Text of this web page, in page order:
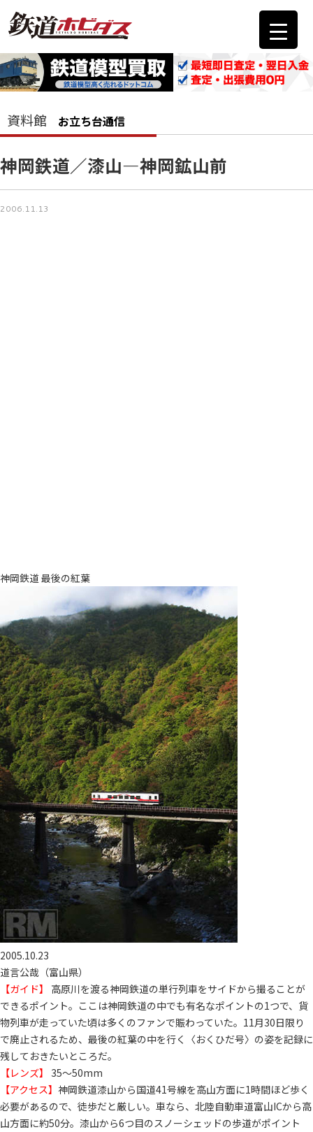
資料館 お立ち台通信
神岡鉄道／漆山―神岡鉱山前
2006.11.13
神岡鉄道 最後の紅葉
2005.10.23
道言公哉（富山県）
【ガイド】
高原川を渡る神岡鉄道の単行列車をサイドから撮ることが
できるポイント。ここは神岡鉄道の中でも有名なポイントの1つで、貨
物列車が走っていた頃は多くのファンで賑わっていた。11月30日限り
で廃止されるため、最後の紅葉の中を行く〈おくひだ号〉の姿を記録に
残しておきたいところだ。
【レンズ】
35～50mm
【アクセス】 神岡鉄道漆山から国道41号線を高山方面に1時間ほど歩く
必要があるので、徒歩だと厳しい。車なら、北陸自動車道富山ICから高
山方面に約50分。漆山から6つ目のスノーシェッドの歩道がポイント